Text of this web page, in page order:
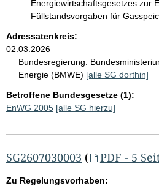
Energiewirtschaftsgesetzes zur
Füllstandsvorgaben für
Adressatenkreis:
02.03.2026
Bundesregierung:
Energie (BMWE) [alle SG dorthin]
Betroffene Bundesgesetze (1):
EnWG 2005 [alle SG hierzu]
SG2607030003 ( PDF - 5
Zu Regelungsvorhaben: